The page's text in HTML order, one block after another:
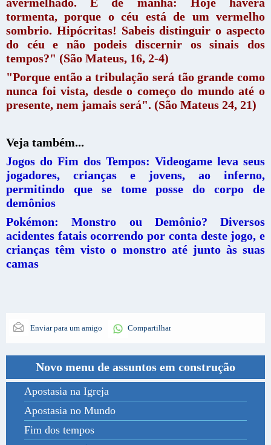
tormenta, porque o céu está de um vermelho
sombrio. Hipócritas! Sabeis distinguir o aspecto
do céu e não podeis discernir os sinais dos
tempos?" (São Mateus, 16, 2-4)
"Porque então a tribulação será tão grande como
nunca foi vista, desde o começo do mundo até o
presente, nem jamais será". (São Mateus 24, 21)
Veja também...
Jogos do Fim dos Tempos: Videogame leva seus
jogadores, crianças e jovens, ao inferno,
permitindo que se tome posse do corpo de
demônios
Pokémon: Monstro ou Demônio? Diversos
acidentes fatais ocorrendo por conta deste jogo, e
crianças têm visto o monstro até junto às suas
camas
Enviar para um amigo Compartilhar
Novo menu de assuntos em construção
Apostasia na Igreja
Apostasia no Mundo
Fim dos tempos